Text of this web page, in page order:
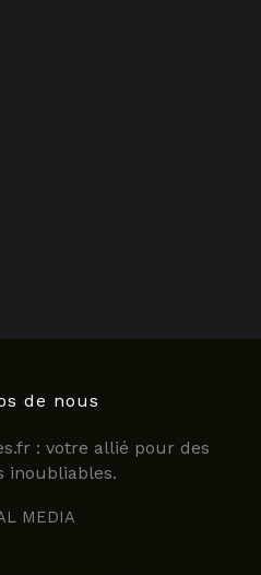
de nous
: votre allié pour des
inoubliables.
MEDIA